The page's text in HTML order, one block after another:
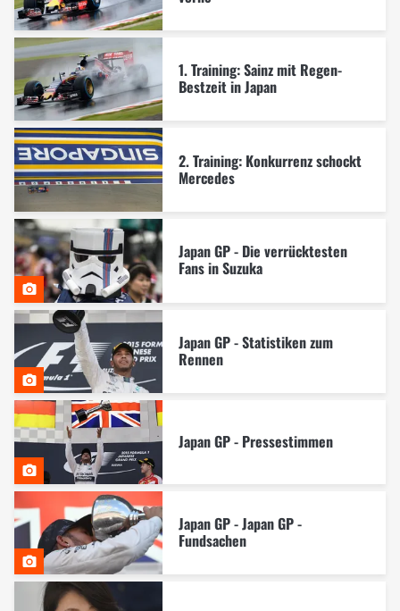
1. Training: Sainz mit Regen-
Bestzeit in Japan
2. Training: Konkurrenz schockt
Mercedes
Japan GP - Die verrücktesten
Fans in Suzuka
Japan GP - Statistiken zum
Rennen
Japan GP - Pressestimmen
Japan GP - Japan GP -
Fundsachen